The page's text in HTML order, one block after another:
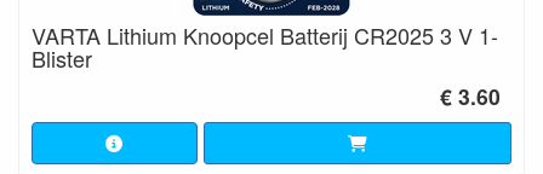
VARTA Lithium Knoopcel Batterij CR2025 3 V 1-
Blister
€ 3.60